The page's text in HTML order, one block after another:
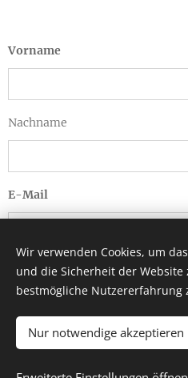
Vorname
Nachname
E-Mail
Wir verwenden Cookies, um
und die Sicherheit der
bestmögliche Nutzererfahrung
Nur notwendige akzeptieren